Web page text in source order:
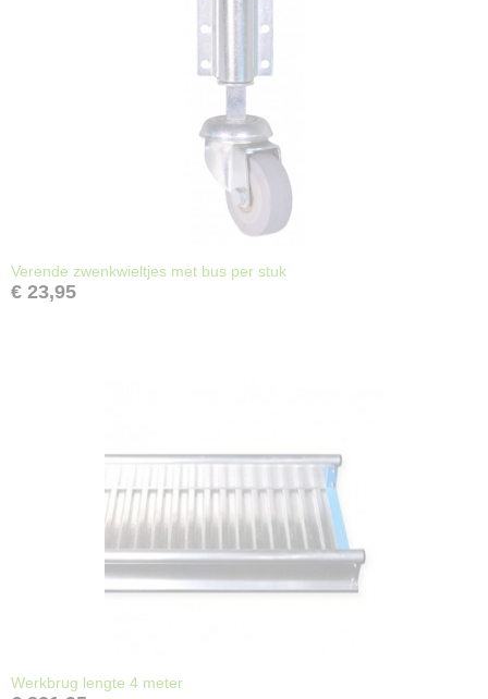
Verende zwenkwieltjes met bus per stuk
€ 23,95
Werkbrug lengte 4 meter